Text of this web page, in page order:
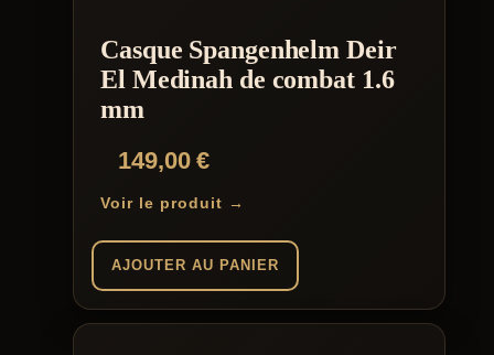
Casque Spangenhelm Deir
El Medinah de combat 1.6
mm
149,00€
Voir le produit →
AJOUTER AU PANIER